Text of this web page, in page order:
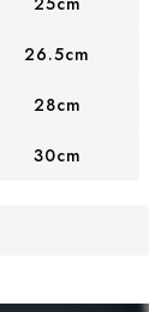
26.5cm
28cm
30cm